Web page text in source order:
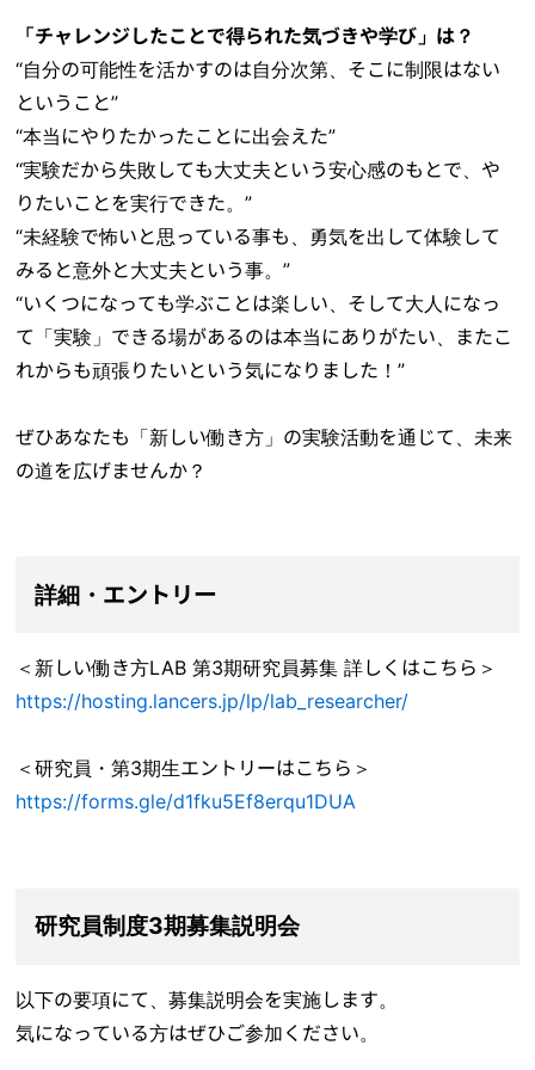
「チャレンジしたことで得られた気づきや学び」は？
“自分の可能性を活かすのは自分次第、そこに制限はない
ということ”
“本当にやりたかったことに出会えた”
“実験だから失敗しても大丈夫という安心感のもとで、や
りたいことを実行できた。”
“未経験で怖いと思っている事も、勇気を出して体験して
みると意外と大丈夫という事。”
“いくつになっても学ぶことは楽しい、そして大人になっ
て「実験」できる場があるのは本当にありがたい、またこ
れからも頑張りたいという気になりました！”
ぜひあなたも「新しい働き方」の実験活動を通じて、未来
の道を広げませんか？
詳細・エントリー
＜新しい働き方LAB 第3期研究員募集 詳しくはこちら＞
https://hosting.lancers.jp/lp/lab_researcher/
＜研究員・第3期生エントリーはこちら＞
https://forms.gle/d1fku5Ef8erqu1DUA
研究員制度3期募集説明会
以下の要項にて、募集説明会を実施します。
気になっている方はぜひご参加ください。